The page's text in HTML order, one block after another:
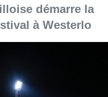
démarre la
à Westerlo